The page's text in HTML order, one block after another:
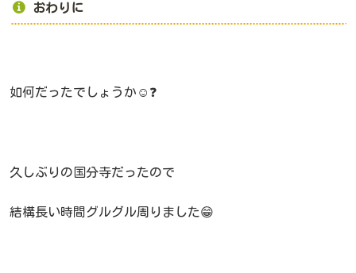
おわりに
如何だったでしょうか☺️❓
久しぶりの国分寺だったので
結構長い時間グルグル周りました😁